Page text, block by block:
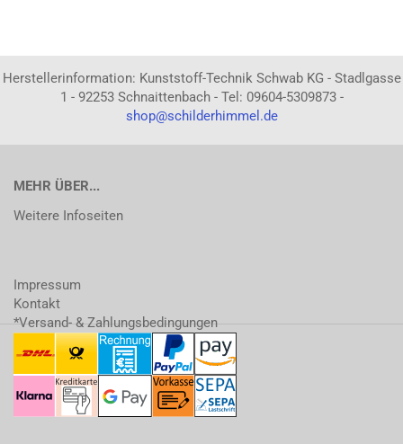
Herstellerinformation: Kunststoff-Technik Schwab KG - Stadlgasse
1 - 92253 Schnaittenbach - Tel: 09604-5309873 -
shop@schilderhimmel.de
MEHR ÜBER...
Weitere Infoseiten
Impressum
Kontakt
*Versand- & Zahlungsbedingungen